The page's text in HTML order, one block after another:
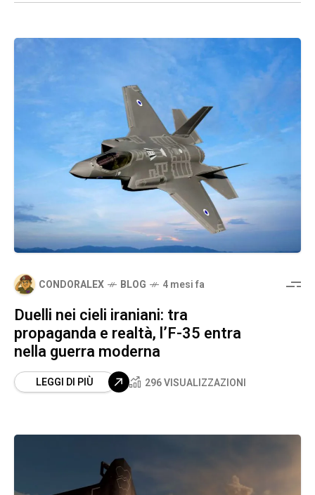
CONDORALEX BLOG 4 mesi fa
Duelli nei cieli iraniani: tra
propaganda e realtà, l’F-35 entra
nella guerra moderna
LEGGI DI PIÙ 296 VISUALIZZAZIONI